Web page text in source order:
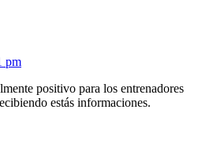
pm
positivo para los entrenadores
estás informaciones.